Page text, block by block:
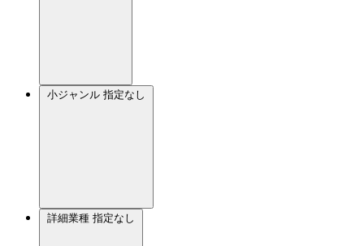
小ジャンル 指定なし
詳細業種 指定なし